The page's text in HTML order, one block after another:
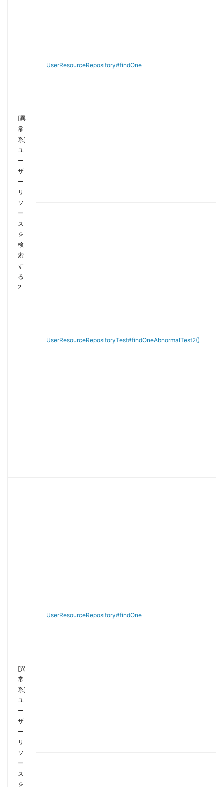
[異
常
系]
ユ
ー
ザ
ー
リ
ソ
ー
ス
を
検
索
す
る
2
UserResourceRepository#findOne
UserResourceRepositoryTest#findOneAbnormalTest2()
[異
常
系]
ユ
ー
ザ
ー
リ
ソ
ー
ス
を
UserResourceRepository#findOne